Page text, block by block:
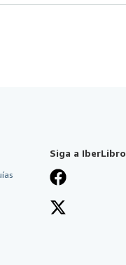
Siga a IberLibro